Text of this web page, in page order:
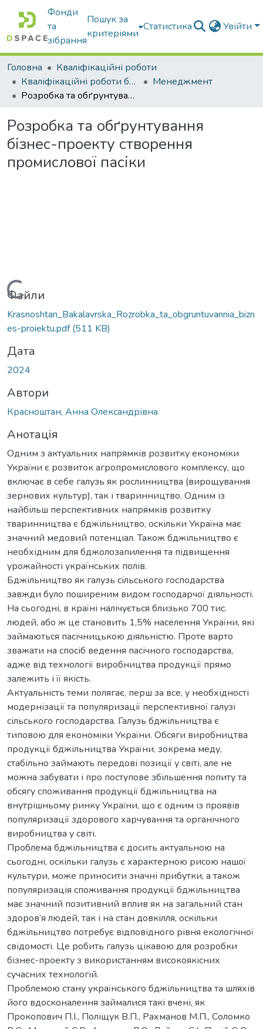
Фонди
та
зібрання
Пошук за
критеріями
Статистика Увійти
Головна
Кваліфікаційні роботи
Кваліфікаційні роботи бакалаврів
Менеджмент
Розробка та обґрунтування бізнес-проекту створення промислової пасіки
Розробка та обґрунтування
бізнес-проекту створення
промислової пасіки
Вантажиться...
Файли
Krasnoshtan_Bakalavrska_Rozrobka_ta_obgruntuvannia_bizn
es-proiektu.pdf(511 KB)
Дата
2024
Автори
Красноштан, Анна Олександрівна
Анотація
Одним з актуальних напрямків розвитку економіки
України є розвиток агропромислового комплексу, що
включає в себе галузь як рослинництва (вирощування
зернових культур), так і тваринництво. Одним із
найбільш перспективних напрямків розвитку
тваринництва є бджільництво, оскільки Україна має
значний медовий потенціал. Також бджільництво є
необхідним для бджолозапилення та підвищення
урожайності українських полів.
Бджільництво як галузь сільського господарства
завжди було поширеним видом господарчої діяльності.
На сьогодні, в країні налічується близько 700 тис.
людей, або ж це становить 1,5% населення України, які
займаються пасічницькою діяльністю. Проте варто
зважати на спосіб ведення пасічного господарства,
адже від технології виробництва продукції прямо
залежить і її якість.
Актуальність теми полягає, перш за все, у необхідності
модернізації та популяризації перспективної галузі
сільського господарства. Галузь бджільництва є
типовою для економіки України. Обсяги виробництва
продукції бджільництва України, зокрема меду,
стабільно займають передові позиції у світі, але не
можна забувати і про поступове збільшення попиту та
обсягу споживання продукції бджільництва на
внутрішньому ринку України, що є одним із проявів
популяризації здорового харчування та органічного
виробництва у світі.
Проблема бджільництва є досить актуальною на
сьогодні, оскільки галузь є характерною рисою нашої
культури, може приносити значні прибутки, а також
популяризація споживання продукції бджільництва
має значний позитивний вплив як на загальний стан
здоров’я людей, так і на стан довкілля, оскільки
бджільництво потребує відповідного рівня екологічної
свідомості. Це робить галузь цікавою для розробки
бізнес-проекту з використанням високоякісних
сучасних технологій.
Проблемою стану українського бджільництва та шляхів
його вдосконалення займалися такі вчені, як
Прокопович П.І., Поліщук В.П., Рахманов М.П., Соломко